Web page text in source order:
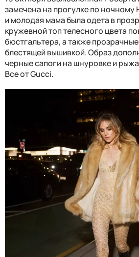
замечена на прогулке по
и молодая мама была одета в
кружевной топ телесного цвета
бюстгальтера, а также
блестящей вышивкой. Образ
черные сапоги на шнуровке и
Все от Gucci.